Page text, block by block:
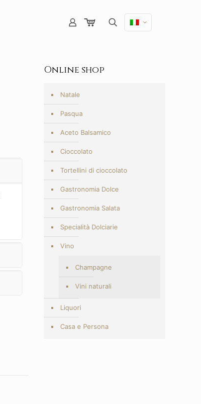
Online shop
Natale
Pasqua
Aceto Balsamico
Cioccolato
Tortellini di cioccolato
Gastronomia Dolce
Gastronomia Salata
Specialità Dolciarie
Vino
Champagne
Vini naturali
Liquori
Casa e Persona